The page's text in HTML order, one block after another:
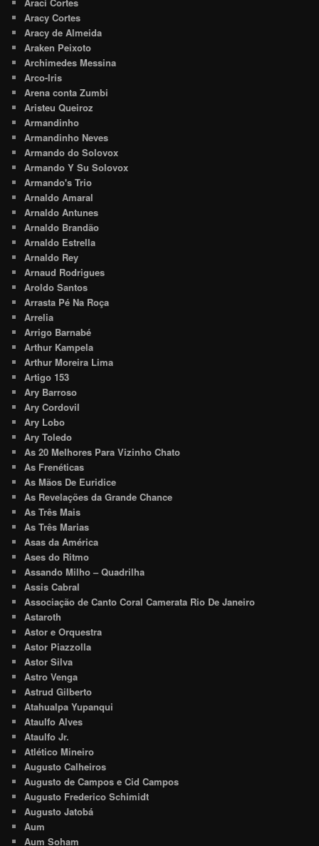
Aracy Cortes
Aracy de Almeida
Araken Peixoto
Archimedes Messina
Arco-Iris
Arena conta Zumbi
Aristeu Queiroz
Armandinho
Armandinho Neves
Armando do Solovox
Armando Y Su Solovox
Armando's Trio
Arnaldo Amaral
Arnaldo Antunes
Arnaldo Brandão
Arnaldo Estrella
Arnaldo Rey
Arnaud Rodrigues
Aroldo Santos
Arrasta Pé Na Roça
Arrelia
Arrigo Barnabé
Arthur Kampela
Arthur Moreira Lima
Artigo 153
Ary Barroso
Ary Cordovil
Ary Lobo
Ary Toledo
As 20 Melhores Para Vizinho Chato
As Frenéticas
As Mãos De Euridice
As Revelações da Grande Chance
As Três Mais
As Três Marias
Asas da América
Ases do Ritmo
Assando Milho – Quadrilha
Assis Cabral
Associação de Canto Coral Camerata Rio De Janeiro
Astaroth
Astor e Orquestra
Astor Piazzolla
Astor Silva
Astro Venga
Astrud Gilberto
Atahualpa Yupanqui
Ataulfo Alves
Ataulfo Jr.
Atlético Mineiro
Augusto Calheiros
Augusto de Campos e Cid Campos
Augusto Frederico Schimidt
Augusto Jatobá
Aum
Aum Soham